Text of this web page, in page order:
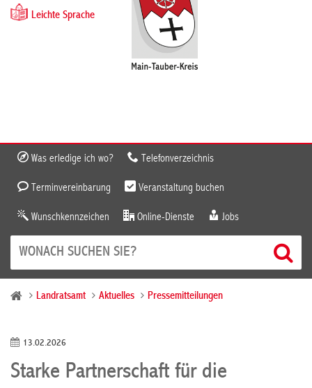
Leichte Sprache
Was erledige ich wo? Telefonverzeichnis
Terminvereinbarung Veranstaltung buchen
Wunschkennzeichen Online-Dienste Jobs
Landratsamt Aktuelles Pressemitteilungen
13.02.2026
Starke Partnerschaft für die